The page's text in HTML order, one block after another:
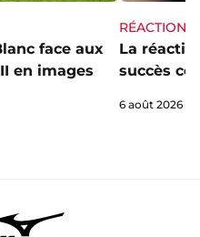
face aux
en images
RÉACTIONS
La
succès
6 août 2026